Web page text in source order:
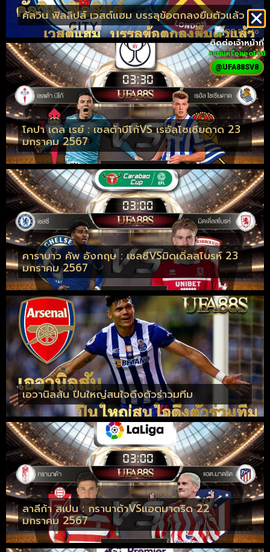
คัลวิน ฟิลลิปส์ เวสต์แฮม บรรลุข้อตกลงยืมตัวแล้ว
โคปา เดล เรย์ : เซลต้าบีโก้VS เรอัลโซเซียดาด 23
มกราคม 2567
คาราบาว คัพ อังกฤษ : เชลซีVSมิดเดิ่ลสโบรห์ 23
มกราคม 2567
เอวานิลสัน ปืนใหญ่สนใจดึงตัวร่าวมทีม
ลาลีก้า สเปน : กรานาด้าVSแอตมาดริด 22
มกราคม 2567
ติดต่อเจ้าหน้าที่
สแกนหรือแอดไลน์
@UFA88SV8